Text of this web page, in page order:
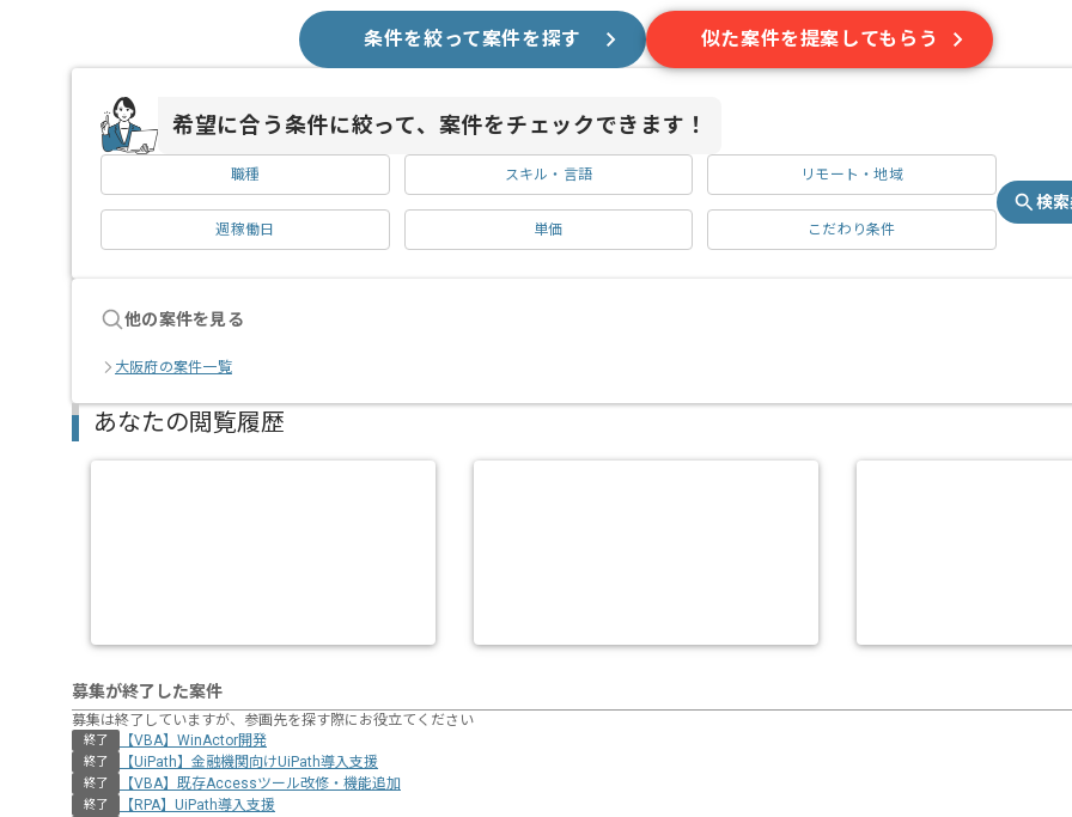
条件を絞って案件を探す 似た案件を提案してもらう
希望に合う条件に絞って、案件をチェックできます！
職種 スキル・言語 リモート・地域
週稼働日 単価 こだわり条件
検
他の案件を見る
大阪府の案件一覧
あなたの閲覧履歴
募集が終了した案件
募集は終了していますが、参画先を探す際にお役立てください
終了 【VBA】WinActor開発
終了 【UiPath】金融機関向けUiPath導入支援
終了 【VBA】既存Accessツール改修・機能追加
終了 【RPA】UiPath導入支援